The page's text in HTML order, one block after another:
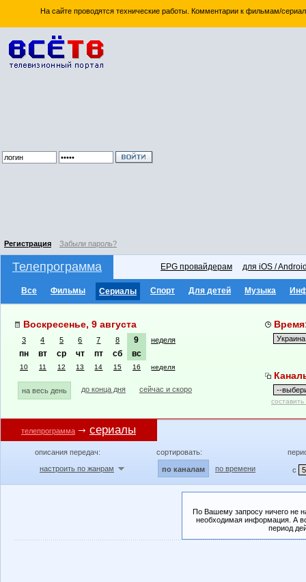
На сайте проводятся технические работы. Комментарии к фильмам/
Регистрация Забыли пароль?
Телепрограмма EPG провайдерам для iOS /
Все Фильмы Сериалы Спорт Для детей Музыка
Воскресенье, 9 августа
3 4 5 6 7 8 9 неделя
пн вт ср чт пт сб вс
10 11 12 13 14 15 16 неделя
на весь день до конца дня сейчас и скоро
телепрограмма сериалы
описания передач:
настроить по жанрам
сортировать:
по каналам по времени с
По Вашему запросу ничего не
необходимая информация. А
период